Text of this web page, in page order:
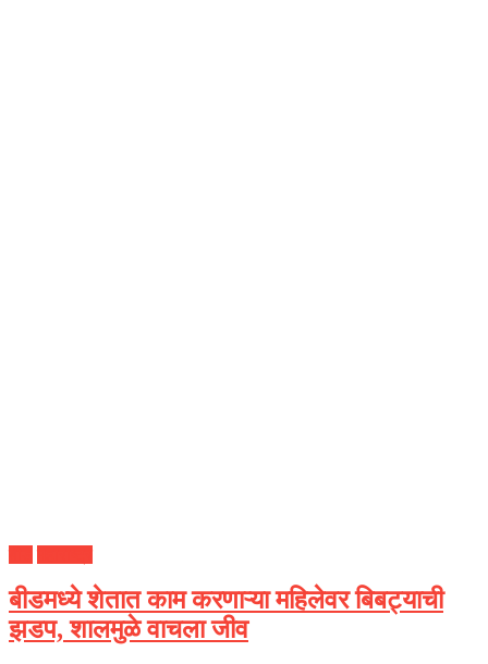
बीडमध्ये शेतात काम करणाऱ्या महिलेवर बिबट्याची
झडप, शालमुळे वाचला जीव